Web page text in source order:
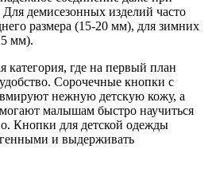
демисезонных изделий часто
размера (15-20 мм), для зимних
мм).
категория, где на первый план
Сорочечные кнопки с
нежную детскую кожу, а
малышам быстро научиться
Кнопки для детской одежды
и выдерживать